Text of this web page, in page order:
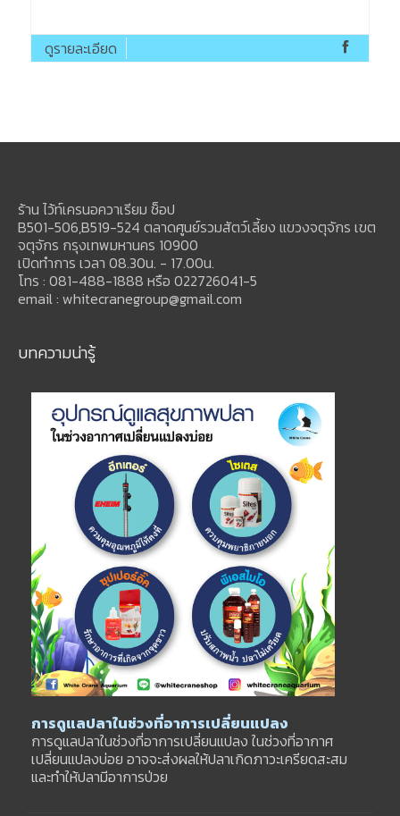
ดูรายละเอียด
ร้าน ไว้ท์เครนอควาเรียม ช็อป
B501-506,B519-524 ตลาดศูนย์รวมสัตว์เลี้ยง แขวงจตุจักร เขต
จตุจักร กรุงเทพมหานคร 10900
เปิดทำการ เวลา 08.30น. - 17.00น.
โทร : 081-488-1888 หรือ 022726041-5
email : whitecranegroup@gmail.com
บทความน่ารู้
การดูแลปลาในช่วงที่อาการเปลี่ยนแปลง
การดูแลปลาในช่วงที่อาการเปลี่ยนแปลง ในช่วงที่อากาศ
เปลี่ยนแปลงบ่อย อาจจะส่งผลให้ปลาเกิดภาวะเครียดสะสม
และทำให้ปลามีอาการป่วย